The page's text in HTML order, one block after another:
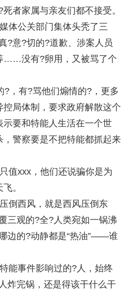
者家属与亲友们都不接受。
体公关部门集体头秃了三
?意?切的?道歉、涉案人员
……没有?卵用，又被骂了个
，有?骂他们煽情的?，更多
控局体制，要求政府解散这个
示要和特能人生活在一个世
，警察要是不把特能都抓起来
值xxx，他们还说骗你是为
。
倒西风，就是西风压倒东
三观的?全?人类宛如一锅沸
边的?动静都是“热油”——谁
能事件影响过的?人，始终
炸完锅，还是得该干什么干